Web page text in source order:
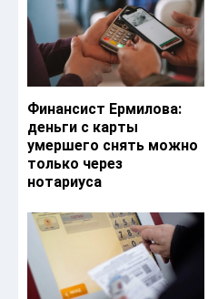
Финансист Ермилова:
деньги с карты
умершего снять можно
только через
нотариуса